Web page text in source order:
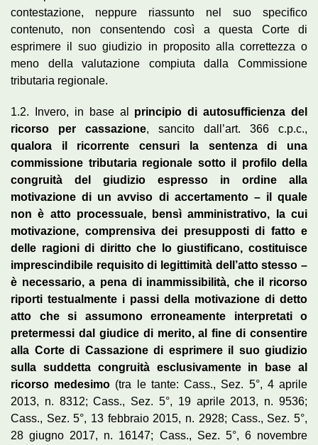
contestazione, neppure riassunto nel suo specifico
contenuto, non consentendo così a questa Corte di
esprimere il suo giudizio in proposito alla correttezza o
meno della valutazione compiuta dalla Commissione
tributaria regionale.
1.2. Invero, in base al principio di autosufficienza del
ricorso per cassazione, sancito dall’art. 366 c.p.c.,
qualora il ricorrente censuri la sentenza di una
commissione tributaria regionale sotto il profilo della
congruità del giudizio espresso in ordine alla
motivazione di un avviso di accertamento – il quale
non è atto processuale, bensì amministrativo, la cui
motivazione, comprensiva dei presupposti di fatto e
delle ragioni di diritto che lo giustificano, costituisce
imprescindibile requisito di legittimità dell’atto stesso –
è necessario, a pena di inammissibilità, che il ricorso
riporti testualmente i passi della motivazione di detto
atto che si assumono erroneamente interpretati o
pretermessi dal giudice di merito, al fine di consentire
alla Corte di Cassazione di esprimere il suo giudizio
sulla suddetta congruità esclusivamente in base al
ricorso medesimo (tra le tante: Cass., Sez. 5°, 4 aprile
2013, n. 8312; Cass., Sez. 5°, 19 aprile 2013, n. 9536;
Cass., Sez. 5°, 13 febbraio 2015, n. 2928; Cass., Sez. 5°,
28 giugno 2017, n. 16147; Cass., Sez. 5°, 6 novembre